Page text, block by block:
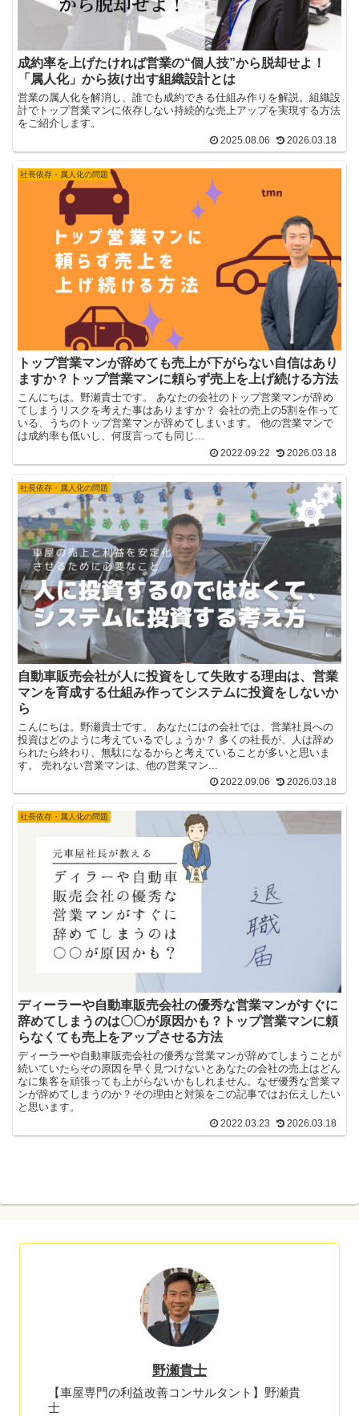
成約率を上げたければ営業の“個人技”から脱却せよ！
「属人化」から抜け出す組織設計とは
営業の属人化を解消し、誰でも成約できる仕組み作りを解説。組織設
計でトップ営業マンに依存しない持続的な売上アップを実現する方法
をご紹介します。
2025.08.06 2026.03.18
社長依存・属人化の問題
トップ営業マンが辞めても売上が下がらない自信はあり
ますか？トップ営業マンに頼らず売上を上げ続ける方法
こんにちは。野瀬貴士です。 あなたの会社のトップ営業マンが辞め
てしまうリスクを考えた事はありますか？ 会社の売上の5割を作って
いる、うちのトップ営業マンが辞めてしまいます。 他の営業マンで
は成約率も低いし、何度言っても同じ...
2022.09.22 2026.03.18
社長依存・属人化の問題
自動車販売会社が人に投資をして失敗する理由は、営業
マンを育成する仕組み作ってシステムに投資をしないか
ら
こんにちは。野瀬貴士です。 あなたにはの会社では、営業社員への
投資はどのように考えているでしょうか？ 多くの社長が、人は辞め
られたら終わり、無駄になるからと考えていることが多いと思いま
す。 売れない営業マンは、他の営業マン...
2022.09.06 2026.03.18
社長依存・属人化の問題
ディーラーや自動車販売会社の優秀な営業マンがすぐに
辞めてしまうのは〇〇が原因かも？トップ営業マンに頼
らなくても売上をアップさせる方法
ディーラーや自動車販売会社の優秀な営業マンが辞めてしまうことが
続いていたらその原因を早く見つけないとあなたの会社の売上はどん
なに集客を頑張っても上がらないかもしれません。なぜ優秀な営業マ
ンが辞めてしまうのか？その理由と対策をこの記事ではお伝えしたい
と思います。
2022.03.23 2026.03.18
野瀬貴士
【車屋専門の利益改善コンサルタント】野瀬貴
士